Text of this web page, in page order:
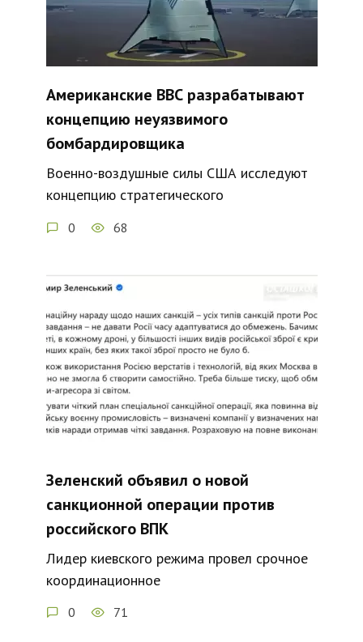
Американские ВВС разрабатывают
концепцию неуязвимого
бомбардировщика
Военно-воздушные силы США исследуют
концепцию стратегического
0 68
Зеленский объявил о новой
санкционной операции против
российского ВПК
Лидер киевского режима провел срочное
координационное
0 71